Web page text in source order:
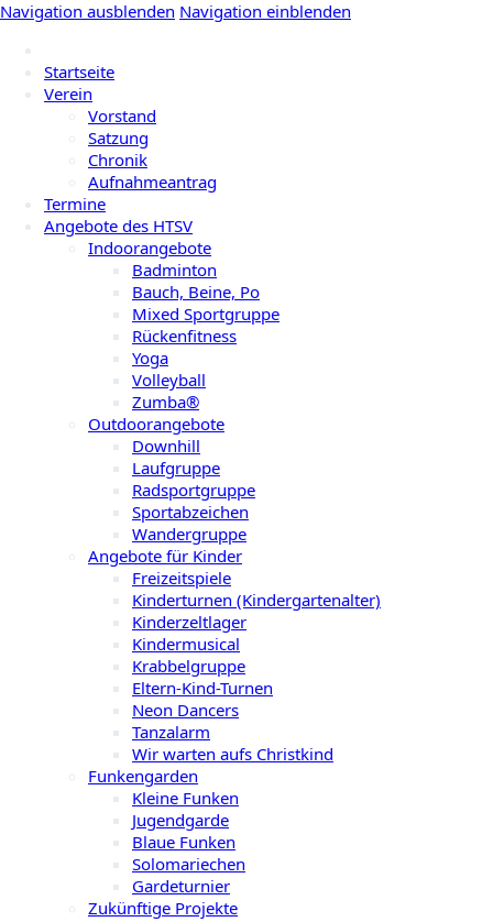
Navigation ausblenden Navigation einblenden
Startseite
Verein
Vorstand
Satzung
Chronik
Aufnahmeantrag
Termine
Angebote des HTSV
Indoorangebote
Badminton
Bauch, Beine, Po
Mixed Sportgruppe
Rückenfitness
Yoga
Volleyball
Zumba®
Outdoorangebote
Downhill
Laufgruppe
Radsportgruppe
Sportabzeichen
Wandergruppe
Angebote für Kinder
Freizeitspiele
Kinderturnen (Kindergartenalter)
Kinderzeltlager
Kindermusical
Krabbelgruppe
Eltern-Kind-Turnen
Neon Dancers
Tanzalarm
Wir warten aufs Christkind
Funkengarden
Kleine Funken
Jugendgarde
Blaue Funken
Solomariechen
Gardeturnier
Zukünftige Projekte